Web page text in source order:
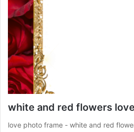
white and red flowers
love photo frame - white and red